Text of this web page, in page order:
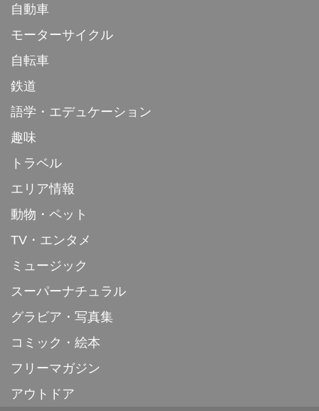
自動車
モーターサイクル
自転車
鉄道
語学・エデュケーション
趣味
トラベル
エリア情報
動物・ペット
TV・エンタメ
ミュージック
スーパーナチュラル
グラビア・写真集
コミック・絵本
フリーマガジン
アウトドア